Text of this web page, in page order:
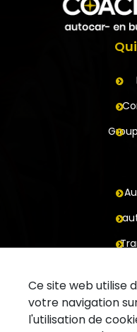
Ce site web utilise
votre navigation
l'utilisation de